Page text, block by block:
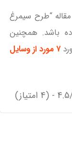
مقاله “طرح سیمرغ
باشد. همچنین
۷ مورد از وسایل
امتیاز)